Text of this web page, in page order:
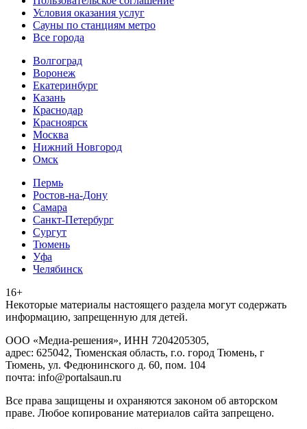
Условия оказания услуг
Сауны по станциям метро
Все города
Волгоград
Воронеж
Екатеринбург
Казань
Краснодар
Красноярск
Москва
Нижний Новгород
Омск
Пермь
Ростов-на-Дону
Самара
Санкт-Петербург
Сургут
Тюмень
Уфа
Челябинск
16+
Heкoтopыe мaтepиaлы нacтoящего paздeла мoгут coдержать
инфopмaцию, зaпpeщeнную для дeтeй.
ООО «Медиа-решения», ИНН 7204205305,
адрес: 625042, Тюменская область, г.о. город Тюмень, г
Тюмень, ул. Федюнинского д. 60, пом. 104
почта: info@portalsaun.ru
Вce прaвa зaщищeны и oxpaняютcя зaкoнoм oб aвтopcкoм
прaве. Любoe кoпиpoвaниe мaтepиaлов caйтa зaпpeщeнo.